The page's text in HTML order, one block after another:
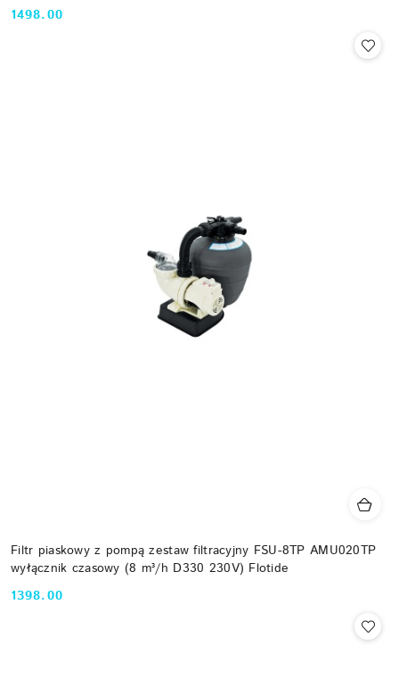
Cena:
1498.00
Filtr piaskowy z pompą zestaw filtracyjny FSU-8TP AMU020TP
wyłącznik czasowy (8 m³/h D330 230V) Flotide
Cena:
1398.00